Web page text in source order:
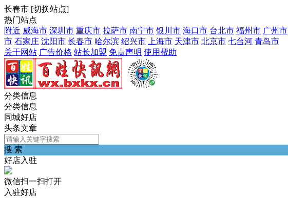
长春市 [切换站点]
热门站点
附近 威海市 深圳市 重庆市 拉萨市 南宁市 银川市 海口市 台北市 福州市 广州市
市 石家庄 沈阳市 长春市 哈尔滨 绍兴市 上海市 天津市 北京市 七台河 青岛市
关于网站 广告价格 站长加盟 免责声明 使用帮助
分类信息
分类信息
同城好店
头条文章
搜 索
好店入驻
微信扫一扫打开
入驻好店